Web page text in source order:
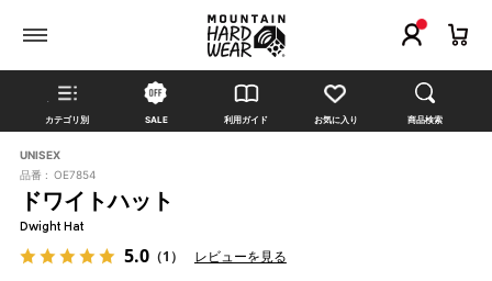
カテゴリ別 SALE 利用ガイド お気に入り 商品検索
UNISEX
品番 : OE7854
ドワイトハット
Dwight Hat
5.0（1） レビューを見る